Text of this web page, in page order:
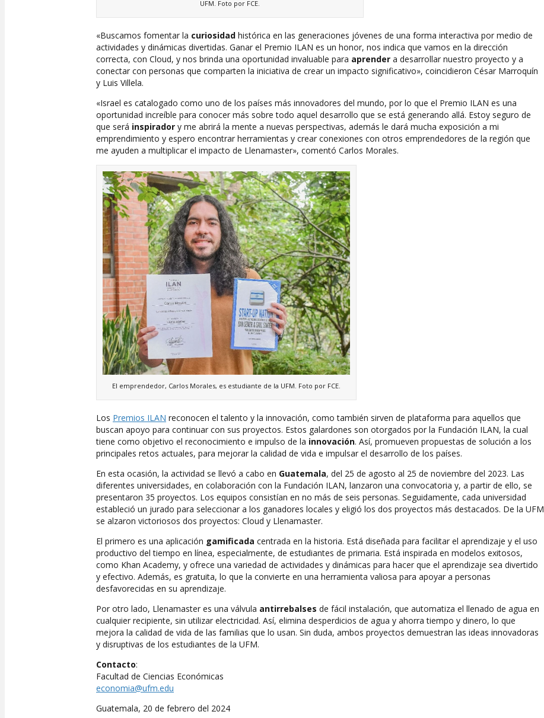
UFM. Foto por FCE.
«Buscamos fomentar la curiosidad histórica en las generaciones jóvenes de una forma interactiva por medio de
actividades y dinámicas divertidas. Ganar el Premio ILAN es un honor, nos indica que vamos en la dirección
correcta, con Cloud, y nos brinda una oportunidad invaluable para aprender a desarrollar nuestro proyecto y a
conectar con personas que comparten la iniciativa de crear un impacto significativo», coincidieron César Marroquín
y Luis Villela.
«Israel es catalogado como uno de los países más innovadores del mundo, por lo que el Premio ILAN es una
oportunidad increíble para conocer más sobre todo aquel desarrollo que se está generando allá. Estoy seguro de
que será inspirador y me abrirá la mente a nuevas perspectivas, además le dará mucha exposición a mi
emprendimiento y espero encontrar herramientas y crear conexiones con otros emprendedores de la región que
me ayuden a multiplicar el impacto de Llenamaster», comentó Carlos Morales.
El emprendedor, Carlos Morales, es estudiante de la UFM. Foto por FCE.
Los Premios ILAN reconocen el talento y la innovación, como también sirven de plataforma para aquellos que
buscan apoyo para continuar con sus proyectos. Estos galardones son otorgados por la Fundación ILAN, la cual
tiene como objetivo el reconocimiento e impulso de la innovación. Así, promueven propuestas de solución a los
principales retos actuales, para mejorar la calidad de vida e impulsar el desarrollo de los países.
En esta ocasión, la actividad se llevó a cabo en Guatemala, del 25 de agosto al 25 de noviembre del 2023. Las
diferentes universidades, en colaboración con la Fundación ILAN, lanzaron una convocatoria y, a partir de ello, se
presentaron 35 proyectos. Los equipos consistían en no más de seis personas. Seguidamente, cada universidad
estableció un jurado para seleccionar a los ganadores locales y eligió los dos proyectos más destacados. De la UFM
se alzaron victoriosos dos proyectos: Cloud y Llenamaster.
El primero es una aplicación gamificada centrada en la historia. Está diseñada para facilitar el aprendizaje y el uso
productivo del tiempo en línea, especialmente, de estudiantes de primaria. Está inspirada en modelos exitosos,
como Khan Academy, y ofrece una variedad de actividades y dinámicas para hacer que el aprendizaje sea divertido
y efectivo. Además, es gratuita, lo que la convierte en una herramienta valiosa para apoyar a personas
desfavorecidas en su aprendizaje.
Por otro lado, Llenamaster es una válvula antirrebalses de fácil instalación, que automatiza el llenado de agua en
cualquier recipiente, sin utilizar electricidad. Así, elimina desperdicios de agua y ahorra tiempo y dinero, lo que
mejora la calidad de vida de las familias que lo usan. Sin duda, ambos proyectos demuestran las ideas innovadoras
y disruptivas de los estudiantes de la UFM.
Contacto:
Facultad de Ciencias Económicas
economia@ufm.edu
Guatemala, 20 de febrero del 2024